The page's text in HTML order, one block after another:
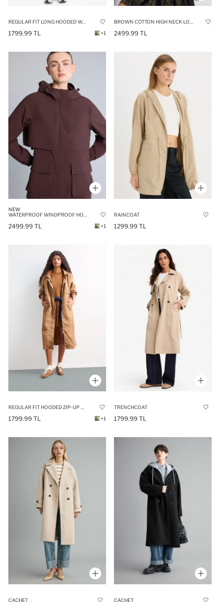
REGULAR FIT LONG HOODED WATERPROOF RAINCOAT
1799.99 TL +1 2499.99 TL
NEW
2499.99 TL +1
RAINCOAT
1299.99 TL
REGULAR FIT HOODED ZIP-UP LONG RAINCOAT
1799.99 TL +1
TRENCHCOAT
1799.99 TL
CACHET CACHET